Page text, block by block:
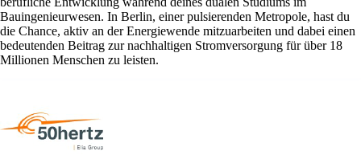
Bauingenieurwesen. In Berlin, einer pulsierenden Metropole, hast du
die Chance, aktiv an der Energiewende mitzuarbeiten und dabei einen
bedeutenden Beitrag zur nachhaltigen Stromversorgung für über 18
Millionen Menschen zu leisten.